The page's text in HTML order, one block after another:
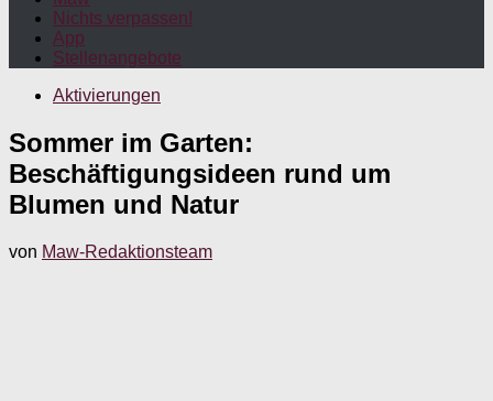
Nichts verpassen!
App
Stellenangebote
Aktivierungen
Sommer im Garten:
Beschäftigungsideen rund um
Blumen und Natur
von Maw-Redaktionsteam